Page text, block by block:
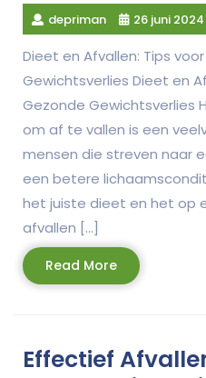
depriman 26 juni 2024
Dieet en Afvallen: Tips
Gewichtsverlies Dieet en
Gezonde Gewichtsverlies
om af te vallen is een
mensen die streven naar
een betere
het juiste dieet en het op
afvallen […]
Read MoreRead
More
Effectief